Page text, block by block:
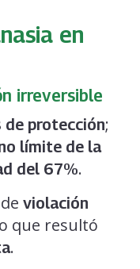
en
irreversible
de protección;
límite de la
del 67%.
violación
que resultó
.